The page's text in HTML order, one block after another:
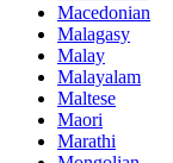
Macedonian
Malagasy
Malay
Malayalam
Maltese
Maori
Marathi